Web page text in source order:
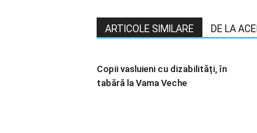
ARTICOLE SIMILARE DE LA
Copii vasluieni cu dizabilități, în
tabără la Vama Veche